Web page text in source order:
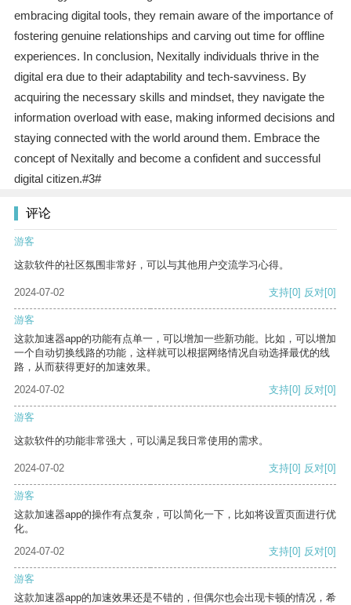
embracing digital tools, they remain aware of the importance of
fostering genuine relationships and carving out time for offline
experiences. In conclusion, Nexitally individuals thrive in the
digital era due to their adaptability and tech-savviness. By
acquiring the necessary skills and mindset, they navigate the
information overload with ease, making informed decisions and
staying connected with the world around them. Embrace the
concept of Nexitally and become a confident and successful
digital citizen.#3#
评论
游客
这款软件的社区氛围非常好，可以与其他用户交流学习心得。
2024-07-02 支持[0] 反对[0]
游客
这款加速器app的功能有点单一，可以增加一些新功能。比如，可以增加
一个自动切换线路的功能，这样就可以根据网络情况自动选择最优的线
路，从而获得更好的加速效果。
2024-07-02
支持[0] 反对[0]
游客
这款软件的功能非常强大，可以满足我日常使用的需求。
2024-07-02 支持[0] 反对[0]
游客
这款加速器app的操作有点复杂，可以简化一下，比如将设置页面进行优
化。
2024-07-02
支持[0] 反对[0]
游客
这款加速器app的加速效果还是不错的，但偶尔也会出现卡顿的情况，希